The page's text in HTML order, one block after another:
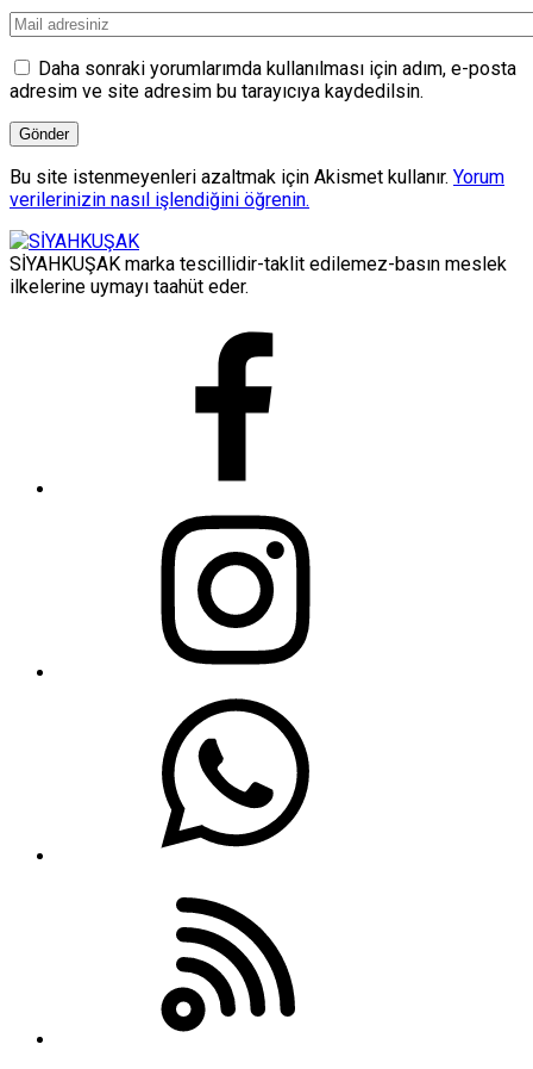
Daha sonraki yorumlarımda kullanılması için adım, e-posta
adresim ve site adresim bu tarayıcıya kaydedilsin.
Bu site istenmeyenleri azaltmak için Akismet kullanır. Yorum
verilerinizin nasıl işlendiğini öğrenin.
SİYAHKUŞAK marka tescillidir-taklit edilemez-basın meslek
ilkelerine uymayı taahüt eder.